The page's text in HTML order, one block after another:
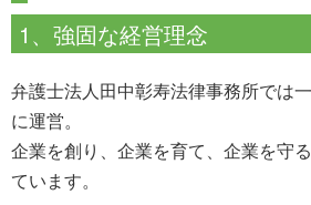
1、強固な経営理念
弁護士法人田中彰寿法律事務所では
に運営。
企業を創り、企業を育て、企業を守
ています。